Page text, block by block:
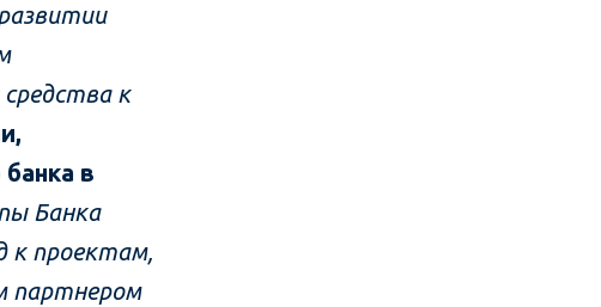
к
в
Банка
к проектам,
партнером